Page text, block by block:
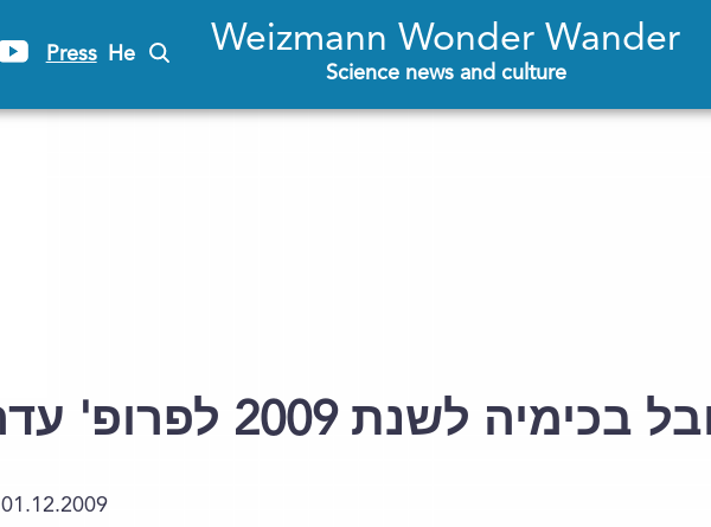
Press He Weizmann Wonder Wander
Science news and culture
לשנת 2009 לפרופ' עדה יונת
01.12.2009